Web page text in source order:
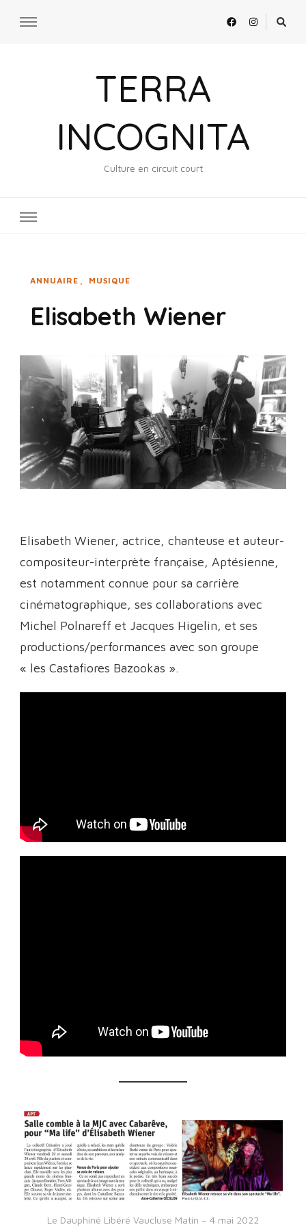
TERRA
INCOGNITA
Culture en circuit court
ANNUAIRE MUSIQUE
Elisabeth Wiener
Elisabeth Wiener, actrice, chanteuse et auteur-
compositeur-interprète française, Aptésienne,
est notamment connue pour sa carrière
cinématographique, ses collaborations avec
Michel Polnareff et Jacques Higelin, et ses
productions/performances avec son groupe
« les Castafiores Bazookas ».
Le Dauphiné Libéré Vaucluse Matin – 4 mai 2022